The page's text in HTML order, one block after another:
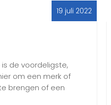
19 juli 2022
de voordeligste,
om een merk of
brengen of een